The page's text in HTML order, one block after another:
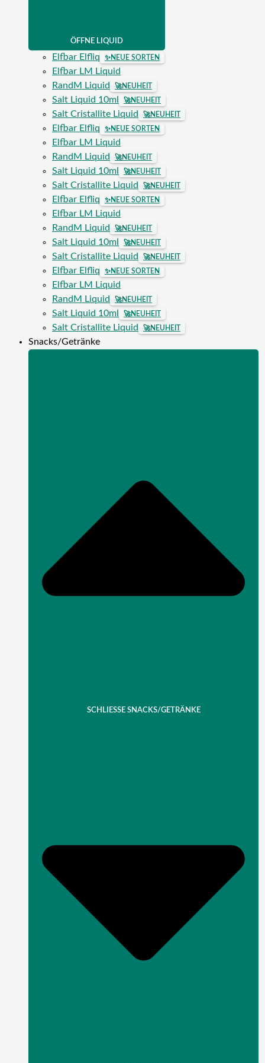
ÖFFNE LIQUID
Elfbar Elfliq ✨NEUE SORTEN
Elfbar LM Liquid
RandM Liquid
🚀NEUHEIT
Salt Liquid 10ml 🚀NEUHEIT
Salt Cristallite Liquid 🚀NEUHEIT
Elfbar Elfliq ✨NEUE SORTEN
Elfbar LM Liquid
RandM Liquid
🚀NEUHEIT
Salt Liquid 10ml 🚀NEUHEIT
Salt Cristallite Liquid 🚀NEUHEIT
Elfbar Elfliq ✨NEUE SORTEN
Elfbar LM Liquid
RandM Liquid
🚀NEUHEIT
Salt Liquid 10ml 🚀NEUHEIT
Salt Cristallite Liquid 🚀NEUHEIT
Elfbar Elfliq ✨NEUE SORTEN
Elfbar LM Liquid
RandM Liquid
🚀NEUHEIT
Salt Liquid 10ml 🚀NEUHEIT
Salt Cristallite Liquid 🚀NEUHEIT
Snacks/Getränke
SCHLIESSE SNACKS/GETRÄNKE